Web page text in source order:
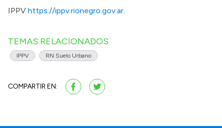
IPPV https://ippv.rionegro.gov.ar
TEMAS RELACIONADOS
IPPV RN Suelo Urbano
COMPARTIR EN: